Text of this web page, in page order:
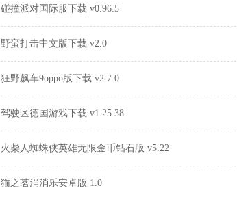
碰撞派对国际服下载 v0.96.5
野蛮打击中文版下载 v2.0
狂野飙车9oppo版下载 v2.7.0
驾驶区德国游戏下载 v1.25.38
火柴人蜘蛛侠英雄无限金币钻石版 v5.22
猫之茗消消乐安卓版 1.0